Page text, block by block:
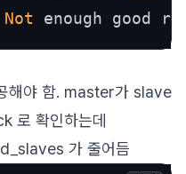
Not enough good
해야 함. master가 slave
로 확인하는데
가 줄어듬